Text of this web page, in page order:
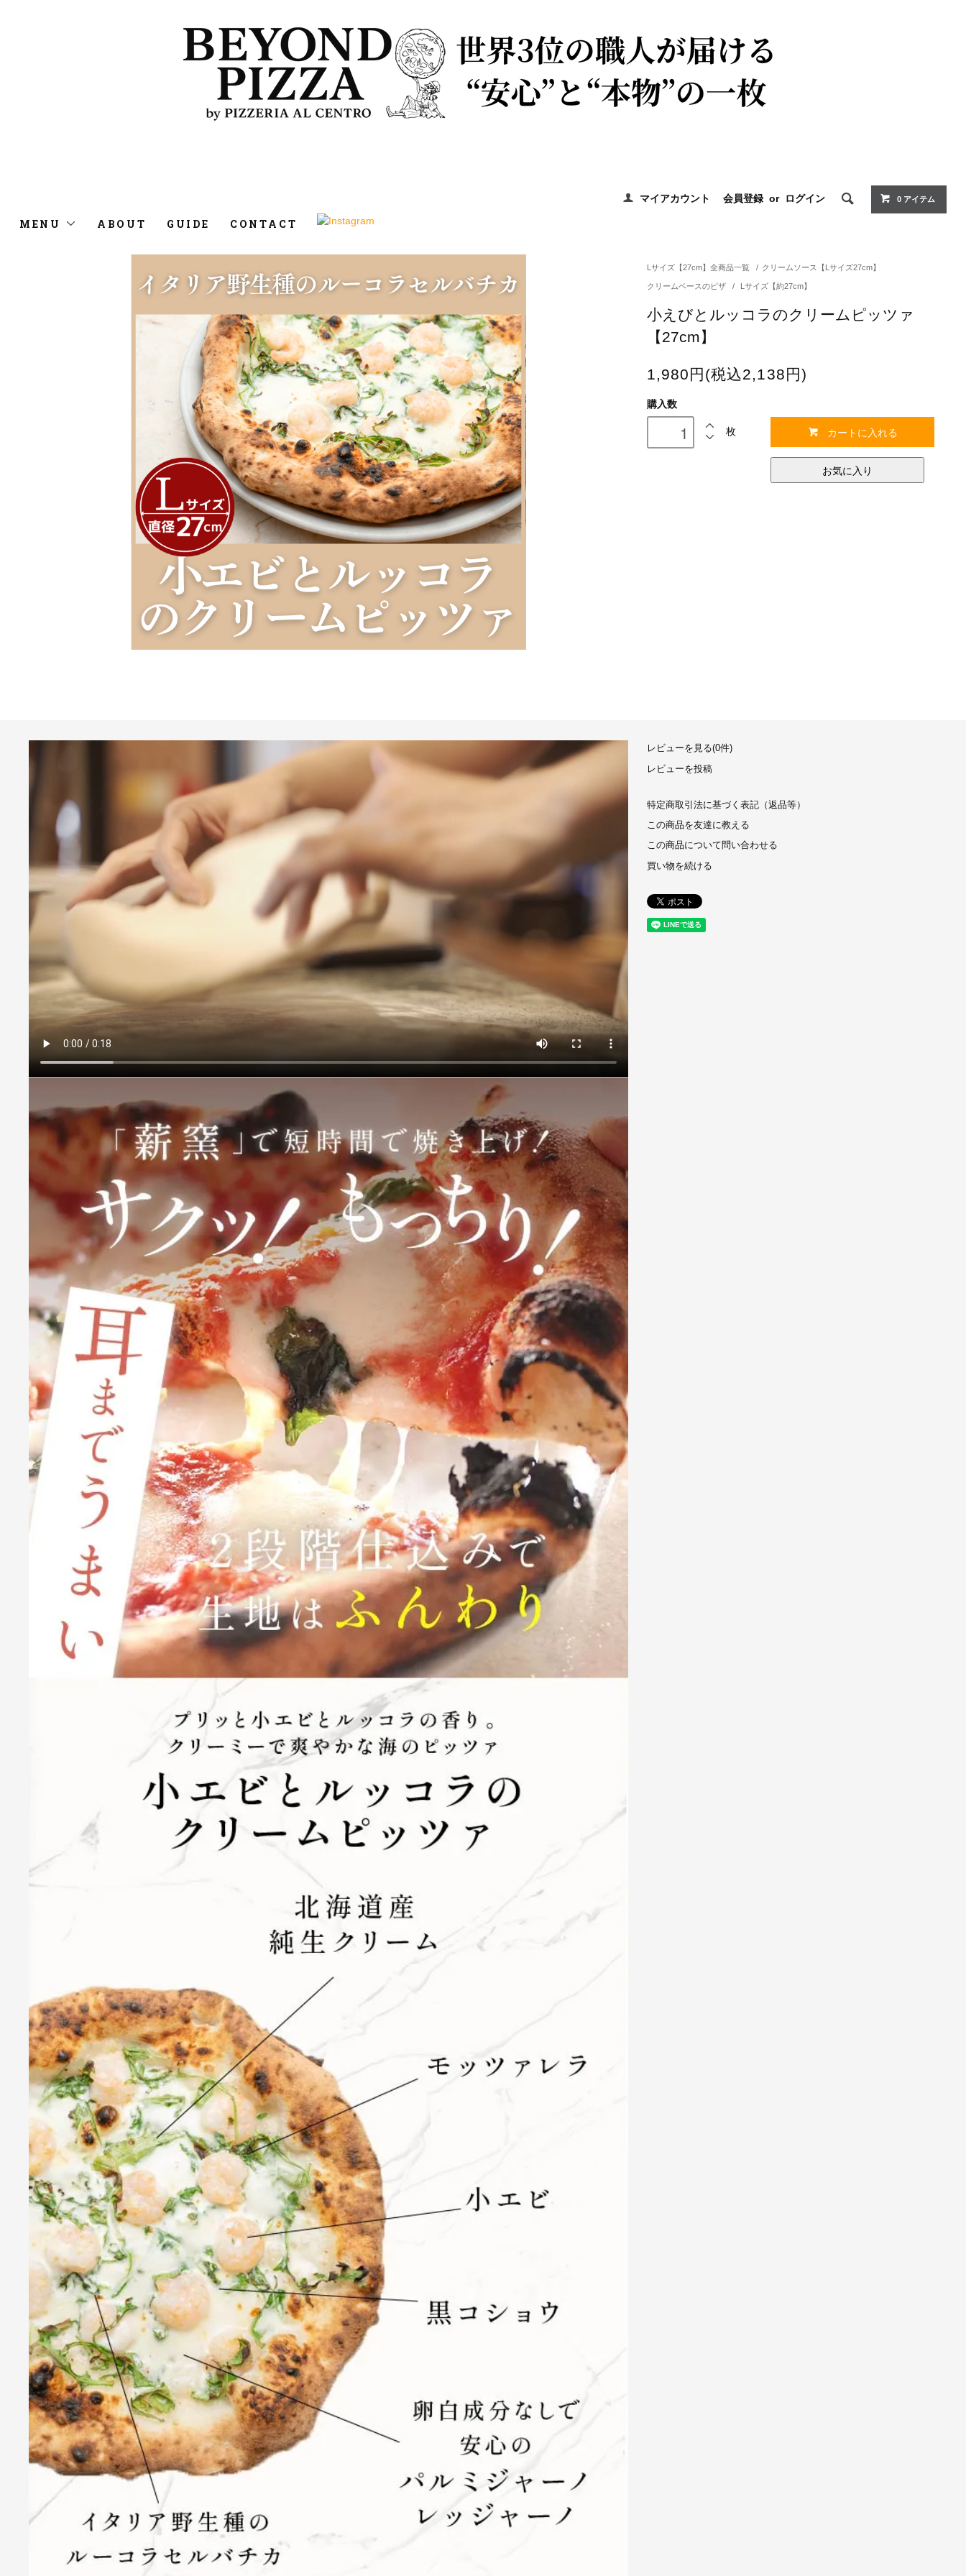
マイアカウント 会員登録 or ログイン 0 アイテム
MENU ABOUT GUIDE CONTACT
Lサイズ【27cm】全商品一覧 / クリームソース【Lサイズ27cm】
クリームベースのピザ / Lサイズ【約27cm】
小えびとルッコラのクリームピッツァ
【27cm】
1,980円(税込2,138円)
購入数
枚 カートに入れる
お気に入り
レビューを見る(0件)
レビューを投稿
特定商取引法に基づく表記（返品等）
この商品を友達に教える
この商品について問い合わせる
買い物を続ける